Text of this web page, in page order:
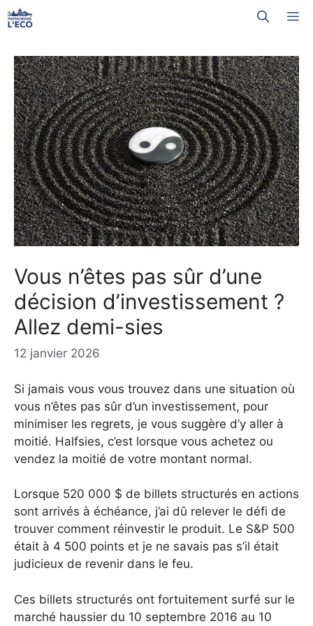
Aller
au
Vous n’êtes pas sûr d’une
décision d’investissement ?
Allez demi-sies
12 janvier 2026
Si jamais vous vous trouvez dans une situation où
vous n’êtes pas sûr d’un investissement, pour
minimiser les regrets, je vous suggère d’y aller à
moitié. Halfsies, c’est lorsque vous achetez ou
vendez la moitié de votre montant normal.
Lorsque 520 000 $ de billets structurés en actions
sont arrivés à échéance, j’ai dû relever le défi de
trouver comment réinvestir le produit. Le S&P 500
était à 4 500 points et je ne savais pas s’il était
judicieux de revenir dans le feu.
Ces billets structurés ont fortuitement surfé sur le
marché haussier du 10 septembre 2016 au 10